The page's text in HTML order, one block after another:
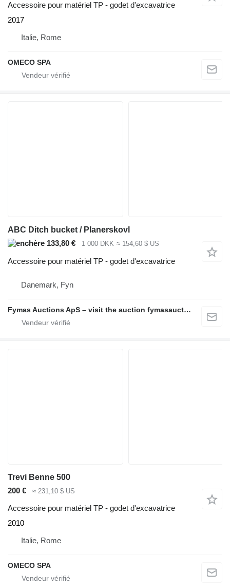
Accessoire pour matériel TP - godet d'excavatrice
2017
Italie, Rome
OMECO SPA
ABC Ditch bucket / Planerskovl
133,80 €
1 000 DKK ≈ 154,60 $ US
Accessoire pour matériel TP - godet d'excavatrice
Danemark, Fyn
Fymas Auctions ApS – visit the auction fymasauctions.dk
Trevi Benne 500
200 €
≈ 231,10 $ US
Accessoire pour matériel TP - godet d'excavatrice
2010
Italie, Rome
OMECO SPA